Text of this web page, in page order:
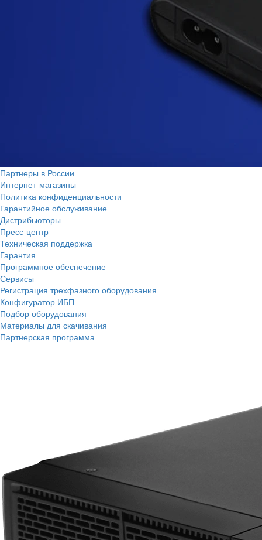
Партнеры в России
Интернет-магазины
Политика конфиденциальности
Гарантийное обслуживание
Дистрибьюторы
Пресс-центр
Техническая поддержка
Гарантия
Программное обеспечение
Сервисы
Регистрация трехфазного оборудования
Конфигуратор ИБП
Подбор оборудования
Материалы для скачивания
Партнерская программа